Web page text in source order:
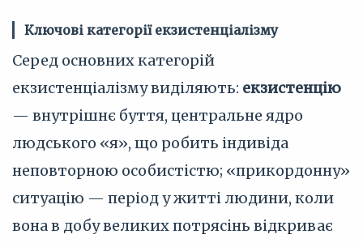
Ключові категорії екзистенціалізму
Серед основних категорій
екзистенціалізму виділяють: екзистенцію
— внутрішнє буття, центральне ядро
людського «я», що робить індивіда
неповторною особистістю; «прикордонну»
ситуацію — період у житті людини, коли
вона в добу великих потрясінь відкриває